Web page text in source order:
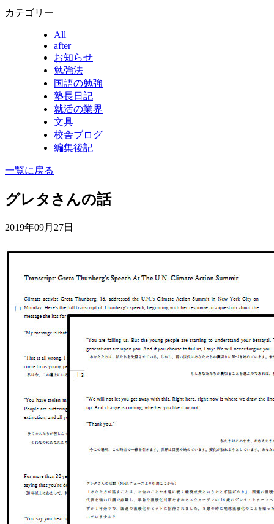
カテゴリー
All
after
お知らせ
勉強法
国語の勉強
塾長日記
就活の業界
文具
校舎ブログ
編集後記
一覧に戻る
グレタさんの話
2019年09月27日